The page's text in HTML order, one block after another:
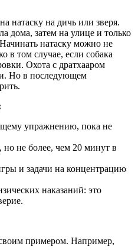
натаску на дичь или зверя.
дома, затем на улице и только
натаску можно не
в том случае, если собака
Охота с дратхааром
Но в последующем
упражнению, пока не
но не более, чем 20 минут в
и задачи на концентрацию
наказаний: это
примером. Например,